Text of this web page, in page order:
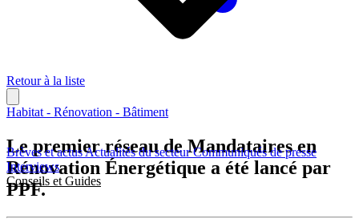
Brèves et actusActualités du secteurCommuniqués de presse
Interviews
Conseils et Guides
Retour à la liste
Habitat - Rénovation - Bâtiment
Le premier réseau de Mandataires en
Rénovation Énergétique a été lancé par
PPF.